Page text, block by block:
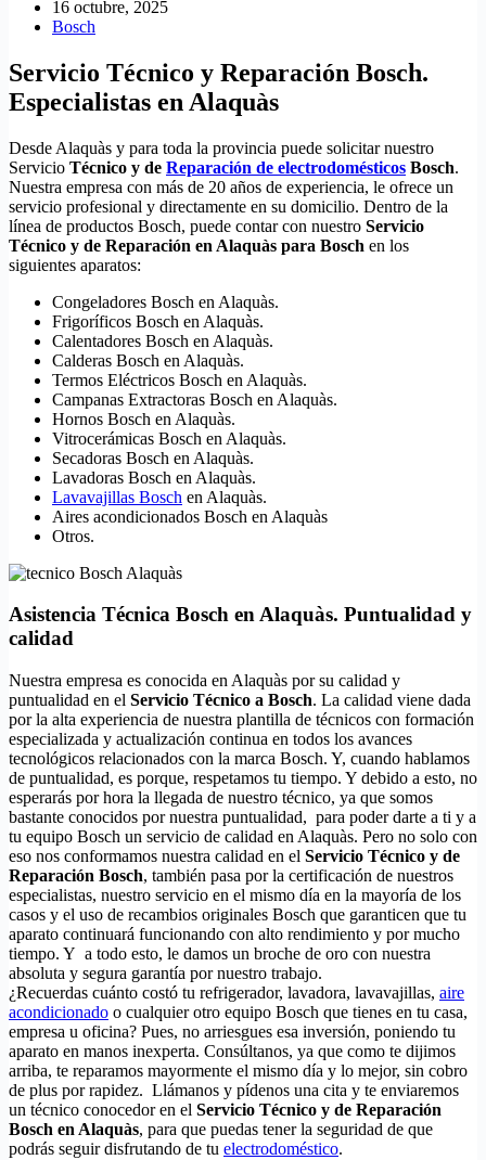
16 octubre, 2025
Bosch
Servicio Técnico y Reparación Bosch.
Especialistas en Alaquàs
Desde Alaquàs y para toda la provincia puede solicitar nuestro
Servicio Técnico y de Reparación de electrodomésticos Bosch.
Nuestra empresa con más de 20 años de experiencia, le ofrece un
servicio profesional y directamente en su domicilio. Dentro de la
línea de productos Bosch, puede contar con nuestro Servicio
Técnico y de Reparación en Alaquàs para Bosch en los
siguientes aparatos:
Congeladores Bosch en Alaquàs.
Frigoríficos Bosch en Alaquàs.
Calentadores Bosch en Alaquàs.
Calderas Bosch en Alaquàs.
Termos Eléctricos Bosch en Alaquàs.
Campanas Extractoras Bosch en Alaquàs.
Hornos Bosch en Alaquàs.
Vitrocerámicas Bosch en Alaquàs.
Secadoras Bosch en Alaquàs.
Lavadoras Bosch en Alaquàs.
Lavavajillas Bosch en Alaquàs.
Aires acondicionados Bosch en Alaquàs
Otros.
Asistencia Técnica Bosch en Alaquàs. Puntualidad y
calidad
Nuestra empresa es conocida en Alaquàs por su calidad y
puntualidad en el Servicio Técnico a Bosch. La calidad viene dada
por la alta experiencia de nuestra plantilla de técnicos con formación
especializada y actualización continua en todos los avances
tecnológicos relacionados con la marca Bosch. Y, cuando hablamos
de puntualidad, es porque, respetamos tu tiempo. Y debido a esto, no
esperarás por hora la llegada de nuestro técnico, ya que somos
bastante conocidos por nuestra puntualidad, para poder darte a ti y a
tu equipo Bosch un servicio de calidad en Alaquàs. Pero no solo con
eso nos conformamos nuestra calidad en el Servicio Técnico y de
Reparación Bosch, también pasa por la certificación de nuestros
especialistas, nuestro servicio en el mismo día en la mayoría de los
casos y el uso de recambios originales Bosch que garanticen que tu
aparato continuará funcionando con alto rendimiento y por mucho
tiempo. Y a todo esto, le damos un broche de oro con nuestra
absoluta y segura garantía por nuestro trabajo.
¿Recuerdas cuánto costó tu refrigerador, lavadora, lavavajillas, aire
acondicionado o cualquier otro equipo Bosch que tienes en tu casa,
empresa u oficina? Pues, no arriesgues esa inversión, poniendo tu
aparato en manos inexperta. Consúltanos, ya que como te dijimos
arriba, te reparamos mayormente el mismo día y lo mejor, sin cobro
de plus por rapidez. Llámanos y pídenos una cita y te enviaremos
un técnico conocedor en el Servicio Técnico y de Reparación
Bosch en Alaquàs, para que puedas tener la seguridad de que
podrás seguir disfrutando de tu electrodoméstico.